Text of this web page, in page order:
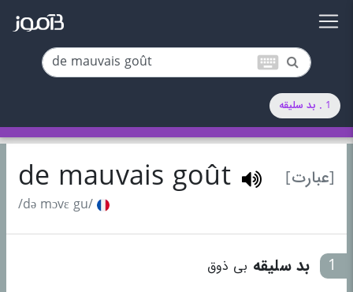
keyboard
1 . بد سلیقه
[عبارت] de mauvais goût
/də mɔvɛ gu/
1 بد سلیقه بی ذوق